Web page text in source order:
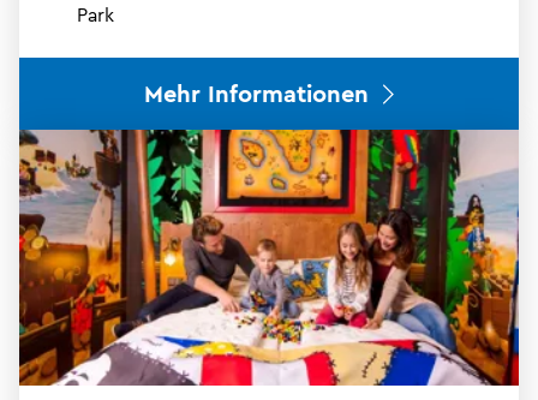
Park
Mehr Informationen